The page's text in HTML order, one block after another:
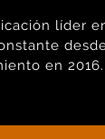
líder
en 2016.